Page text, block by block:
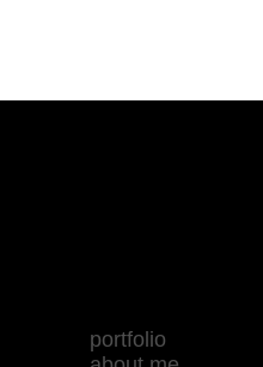
portfolio